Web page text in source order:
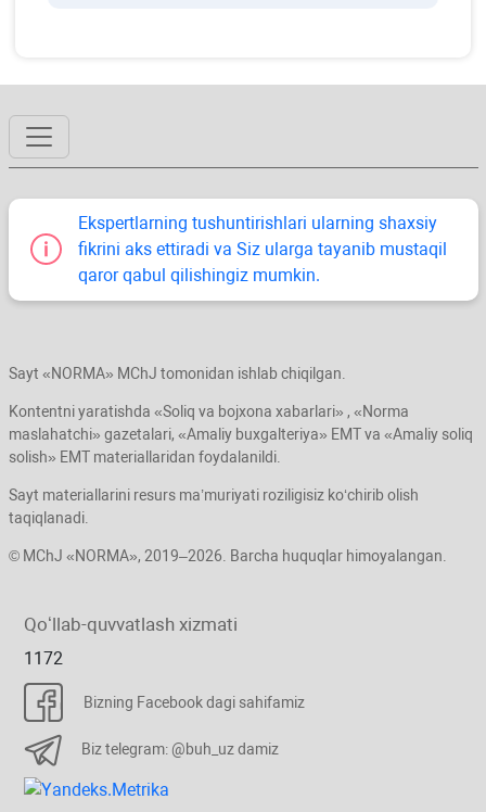
Ekspertlarning tushuntirishlari ularning shaхsiy
fikrini aks ettiradi va Siz ularga tayanib mustaqil
qaror qabul qilishingiz mumkin.
Sayt «NORMA» MChJ tomonidan ishlab chiqilgan.
Kontentni yaratishda «Soliq va bojхona хabarlari» , «Norma
maslahatchi» gazetalari, «Amaliy buхgalteriya» EMT va «Amaliy soliq
solish» EMT materiallaridan foydalanildi.
Sayt materiallarini resurs ma’muriyati roziligisiz koʻchirib olish
taqiqlanadi.
© MChJ «NORMA», 2019–2026. Barcha huquqlar himoyalangan.
Qoʻllab-quvvatlash хizmati
1172
Bizning Facebook dagi sahifamiz
Biz telegram: @buh_uz damiz